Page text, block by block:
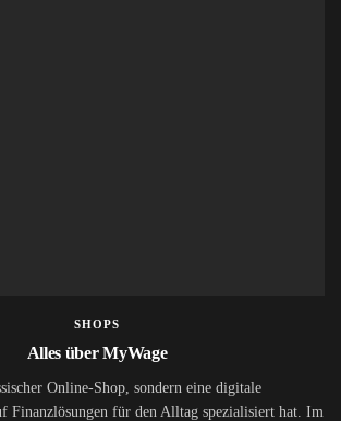
SHOPS
Alles über MyWage
Online-Shop, sondern eine digitale
Finanzlösungen für den Alltag spezialisiert hat. Im